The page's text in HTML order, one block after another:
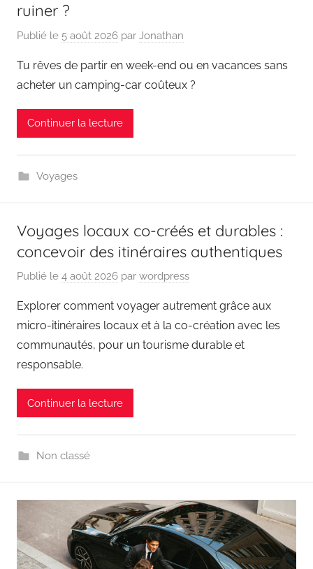
ruiner ?
Publié le 5 août 2026 par Jonathan
Tu rêves de partir en week-end ou en vacances sans
acheter un camping-car coûteux ?
Continuer la lecture
Voyages
Voyages locaux co-créés et durables :
concevoir des itinéraires authentiques
Publié le 4 août 2026 par wordpress
Explorer comment voyager autrement grâce aux
micro-itinéraires locaux et à la co-création avec les
communautés, pour un tourisme durable et
responsable.
Continuer la lecture
Non classé